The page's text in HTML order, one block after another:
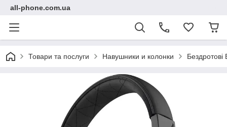
all-phone.com.ua
Товари та послуги Навушники и колонки